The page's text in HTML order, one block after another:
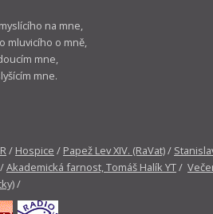
na mne,
mluvicího o mně,
mne,
mne.
/ Hospice / Papež Lev XIV. (RaVat)/
/Akademická farnost, Tomáš Halík YT/
/